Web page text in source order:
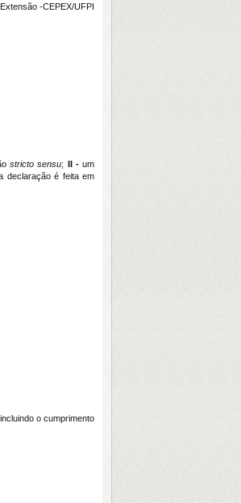
-CEPEX/UFPI
stricto sensu; II -um
declaração é feita em
o cumprimento